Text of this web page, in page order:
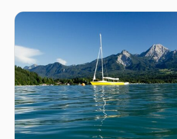
Zur Detailseite von Faaker See